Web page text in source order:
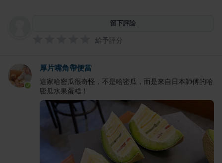
留下評論
給予評分
厚片嘴角帶便當
這家哈密瓜很奇怪，不是哈密瓜，而是來自日本師傅的哈
密瓜水果蛋糕！